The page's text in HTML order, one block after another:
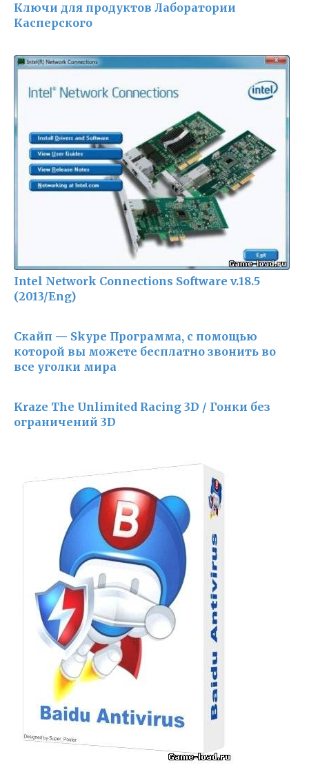
Ключи для продуктов Лаборатории
Касперского
Intel Network Connections Software v.18.5
(2013/Eng)
Скайп — Skype Программа, с помощью
которой вы можете бесплатно звонить во
все уголки мира
Kraze The Unlimited Racing 3D / Гонки без
ограничений 3D